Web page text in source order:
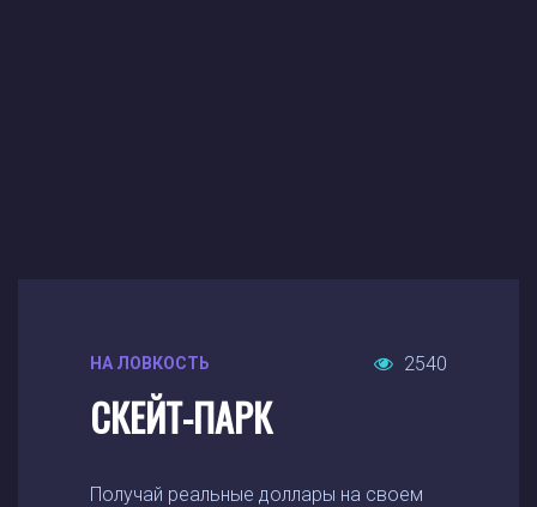
НА ЛОВКОСТЬ 2540
СКЕЙТ-ПАРК
Получай реальные доллары на своем